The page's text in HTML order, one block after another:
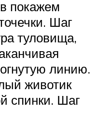
покажем
Шаг
туловища,
линию.
животик
спинки. Шаг